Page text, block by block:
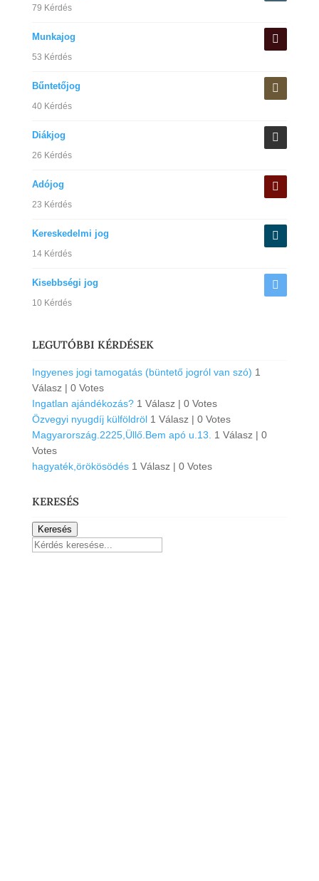
79 Kérdés
Munkajog
53 Kérdés
Bűntetőjog
40 Kérdés
Diákjog
26 Kérdés
Adójog
23 Kérdés
Kereskedelmi jog
14 Kérdés
Kisebbségi jog
10 Kérdés
LEGUTÓBBI KÉRDÉSEK
Ingyenes jogi tamogatás (büntető jogról van szó) 1
Válasz | 0 Votes
Ingatlan ajándékozás? 1 Válasz | 0 Votes
Özvegyi nyugdíj külföldröl 1 Válasz | 0 Votes
Magyarország.2225,Üllő.Bem apó u.13.
1 Válasz | 0
Votes
hagyaték,örökösödés 1 Válasz | 0 Votes
KERESÉS
Keresés